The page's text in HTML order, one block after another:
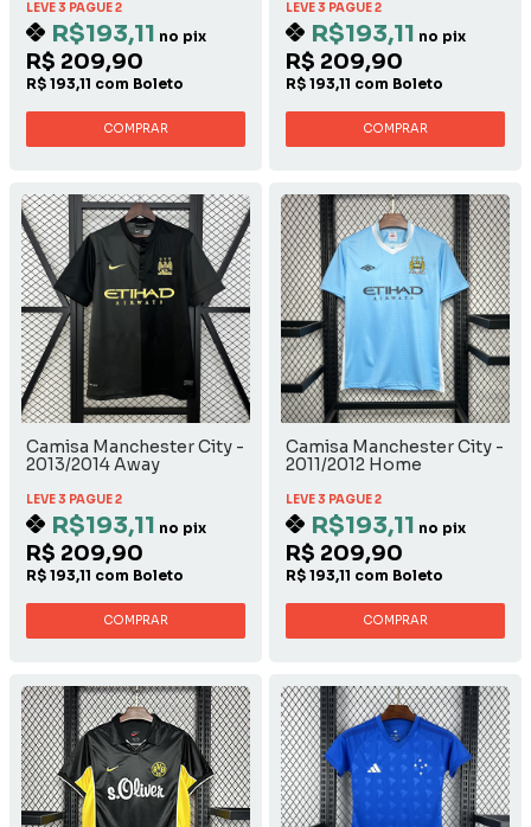
LEVE 3 PAGUE 2
R$193,11 no pix
R$ 209,90
R$ 193,11 com Boleto
COMPRAR
LEVE 3 PAGUE 2
R$193,11 no pix
R$ 209,90
R$ 193,11 com Boleto
COMPRAR
Camisa Manchester City -
2013/2014 Away
LEVE 3 PAGUE 2
R$193,11 no pix
R$ 209,90
R$ 193,11 com Boleto
COMPRAR
Camisa Manchester City -
2011/2012 Home
LEVE 3 PAGUE 2
R$193,11 no pix
R$ 209,90
R$ 193,11 com Boleto
COMPRAR